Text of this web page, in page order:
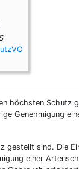
höchsten Schutz
Genehmigung
gestellt sind. Die
einer